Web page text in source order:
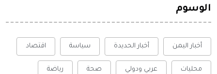
الوسوم
أخبار اليمن أخبار الحديدة سياسة اقتصاد
محليات عربي ودولي صحة رياضة